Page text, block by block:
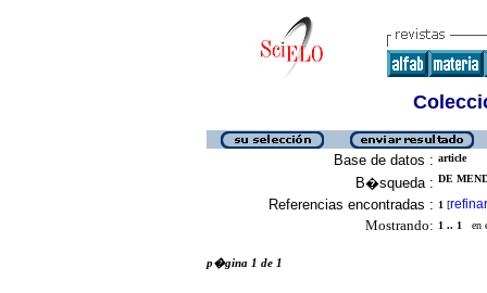
Base de datos : article
B�squeda : DE
Referencias encontradas : 1 [refinar
Mostrando: 1 .. 1 en
p�gina 1 de 1